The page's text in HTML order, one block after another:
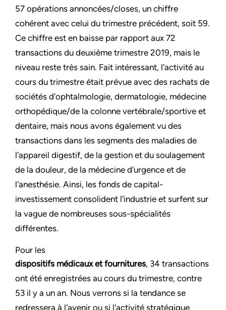
57 opérations annoncées/closes, un chiffre
cohérent avec celui du trimestre précédent, soit 59.
Ce chiffre est en baisse par rapport aux 72
transactions du deuxième trimestre 2019, mais le
niveau reste très sain. Fait intéressant, l'activité au
cours du trimestre était prévue avec des rachats de
sociétés d'ophtalmologie, dermatologie, médecine
orthopédique/de la colonne vertébrale/sportive et
dentaire, mais nous avons également vu des
transactions dans les segments des maladies de
l'appareil digestif, de la gestion et du soulagement
de la douleur, de la médecine d'urgence et de
l'anesthésie. Ainsi, les fonds de capital-
investissement consolident l'industrie et surfent sur
la vague de nombreuses sous-spécialités
différentes.
Pour les
dispositifs médicaux et fournitures, 34 transactions
ont été enregistrées au cours du trimestre, contre
53 il y a un an. Nous verrons si la tendance se
redressera à l'avenir ou si l'activité stratégique